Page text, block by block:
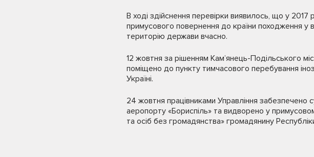
В ході здійснення перевірки виявилось, що у
примусового повернення до країни походження у
територію держави вчасно.
12 жовтня за рішенням Кам’янець-Подільського
поміщено до пункту тимчасового перебування
Україні.
24 жовтня працівниками Управління забезпечено
аеропорту «Бориспіль» та видворено у
та осіб без громадянства» громадянину